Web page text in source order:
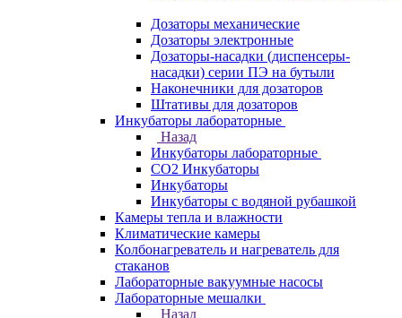
Дозаторы механические
Дозаторы электронные
Дозаторы-насадки (диспенсеры-
насадки) серии ПЭ на бутыли
Наконечники для дозаторов
Штативы для дозаторов
Инкубаторы лабораторные
Назад
Инкубаторы лабораторные
CO2 Инкубаторы
Инкубаторы
Инкубаторы с водяной рубашкой
Камеры тепла и влажности
Климатические камеры
Колбонагреватель и нагреватель для
стаканов
Лабораторные вакуумные насосы
Лабораторные мешалки
Назад